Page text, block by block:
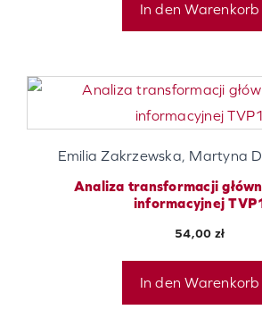
In den Warenkorb
Emilia Zakrzewska, Martyna
Analiza transformacji
informacyjnej
54,00 zł
In den Warenkorb